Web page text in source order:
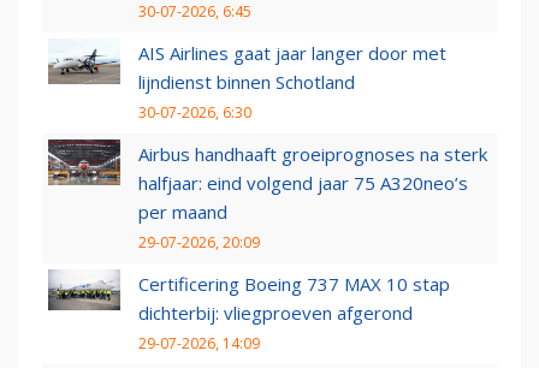
30-07-2026, 6:45
AIS Airlines gaat jaar langer door met
lijndienst binnen Schotland
30-07-2026, 6:30
Airbus handhaaft groeiprognoses na sterk
halfjaar: eind volgend jaar 75 A320neo’s
per maand
29-07-2026, 20:09
Certificering Boeing 737 MAX 10 stap
dichterbij: vliegproeven afgerond
29-07-2026, 14:09